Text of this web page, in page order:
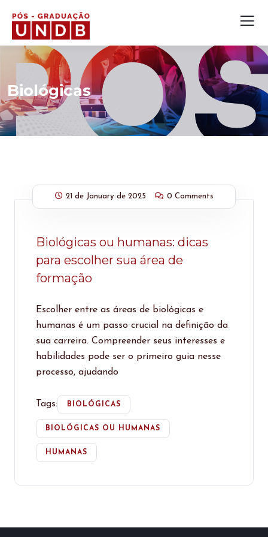
Biológicas
21 de January de 2025 0 Comments
Biológicas ou humanas: dicas
para escolher sua área de
formação
Escolher entre as áreas de biológicas e
humanas é um passo crucial na definição da
sua carreira. Compreender seus interesses e
habilidades pode ser o primeiro guia nesse
processo, ajudando
Tags: BIOLÓGICAS
BIOLÓGICAS OU HUMANAS
HUMANAS